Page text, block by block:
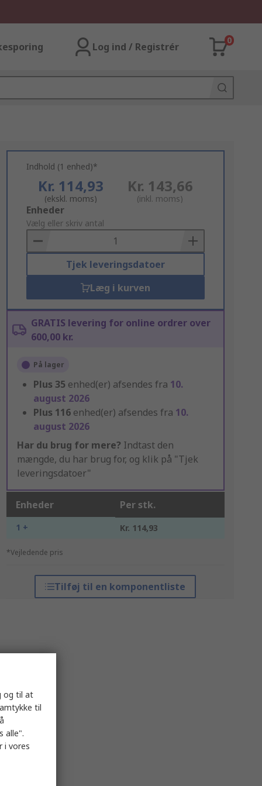
Log ind / Registrér
0
Indhold (1 enhed)*
Kr. 114,93
(ekskl. moms)
Kr. 143,66
(inkl. moms)
Add
to
Basket
Enheder
Vælg eller skriv antal
Tjek leveringsdatoer
Læg i kurven
GRATIS levering for online ordrer over
600,00 kr.
På lager
Plus 35 enhed(er) afsendes fra 10.
august 2026
Plus 116 enhed(er) afsendes fra 10.
august 2026
Har du brug for mere? Indtast den
mængde, du har brug for, og klik på "Tjek
leveringsdatoer"
Enheder Per stk.
1 + Kr. 114,93
*Vejledende pris
Tilføj til en komponentliste
og til at
til
alle".
i vores